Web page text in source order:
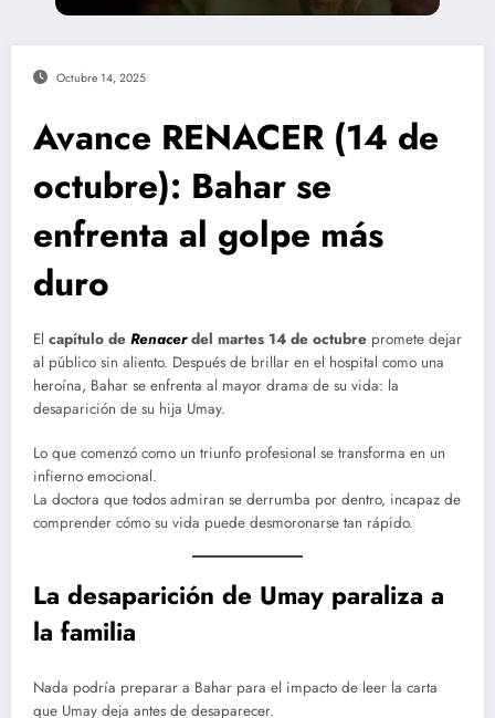
Octubre 14, 2025
Avance RENACER (14 de
octubre): Bahar se
enfrenta al golpe más
duro
El capítulo de Renacer del martes 14 de octubre promete dejar
al público sin aliento. Después de brillar en el hospital como una
heroína, Bahar se enfrenta al mayor drama de su vida: la
desaparición de su hija Umay.
Lo que comenzó como un triunfo profesional se transforma en un
infierno emocional.
La doctora que todos admiran se derrumba por dentro, incapaz de
comprender cómo su vida puede desmoronarse tan rápido.
La desaparición de Umay paraliza a
la familia
Nada podría preparar a Bahar para el impacto de leer la carta
que Umay deja antes de desaparecer.